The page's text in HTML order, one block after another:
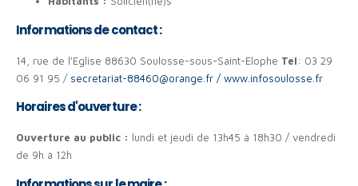
Informations de contact :
14, rue de l'Eglise 88630 Soulosse-sous-Saint-Elophe Tel: 03 29
06 91 95 / secretariat-88460@orange.fr /www.infosoulosse.fr
Horaires d'ouverture :
Ouverture au public : lundi et jeudi de 13h45 à 18h30 / vendredi
de 9h à 12h